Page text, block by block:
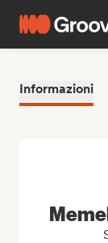
Informazioni